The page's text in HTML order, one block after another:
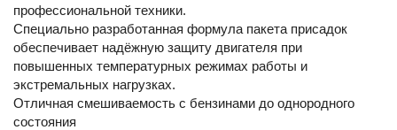
профессиональной техники.
Специально разработанная формула пакета присадок
обеспечивает надёжную защиту двигателя при
повышенных температурных режимах работы и
экстремальных нагрузках.
Отличная смешиваемость с бензинами до однородного
состояния